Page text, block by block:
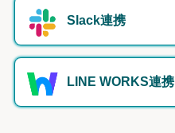
Slack連携
LINE WORKS連携